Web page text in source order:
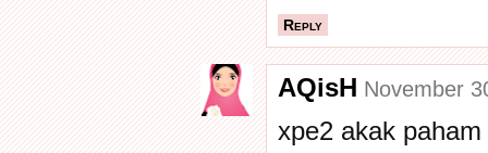
Reply
AQisH November
xpe2 akak